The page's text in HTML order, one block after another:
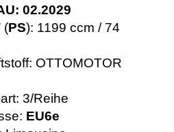
02.2029
(PS): 1199 ccm / 74
OTTOMOTOR
3/Reihe
EU6e